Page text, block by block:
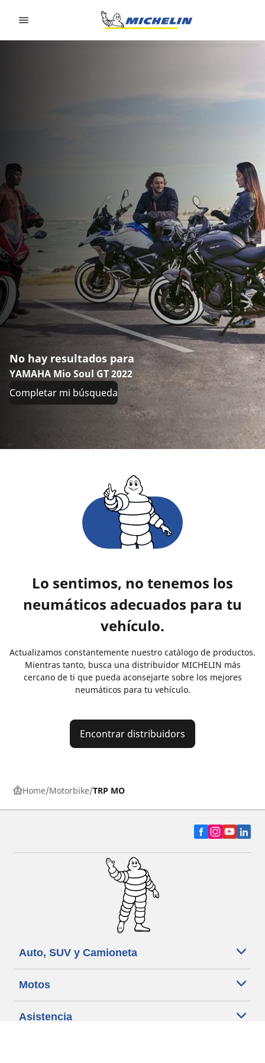
No hay resultados para
YAMAHA Mio Soul GT 2022
Completar mi búsqueda
Lo sentimos, no tenemos los
neumáticos adecuados para tu
vehículo.
Actualizamos constantemente nuestro catálogo de productos.
Mientras tanto, busca una distribuidor MICHELIN más
cercano de ti que pueda aconsejarte sobre los mejores
neumáticos para tu vehículo.
Encontrar distribuidors
Home Motorbike TRP MO
Auto, SUV y Camioneta
Motos
Asistencia